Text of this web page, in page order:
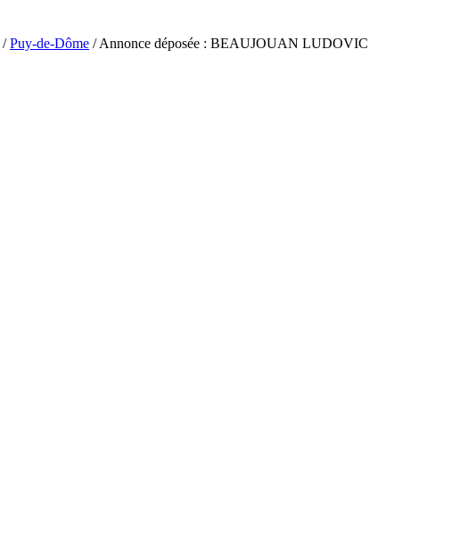
/Puy-de-Dôme / Annonce déposée : BEAUJOUAN LUDOVIC